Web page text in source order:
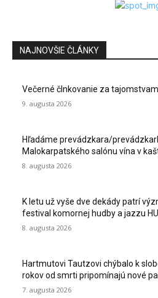
NAJNOVŠIE ČLÁNKY
Večerné člnkovanie za
9. augusta 2026
Hľadáme prevádzkara/
Malokarpatského salónu vína v
8. augusta 2026
K letu už vyše dve dekády patrí
festival komornej hudby a jazzu
8. augusta 2026
Hartmutovi Tautzovi chýbalo k
rokov od smrti pripomínajú nové
7. augusta 2026